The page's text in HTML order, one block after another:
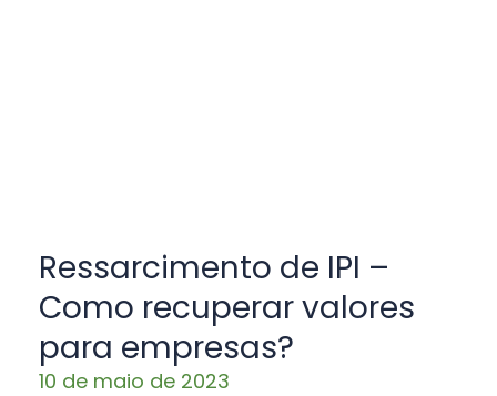
Ressarcimento de IPI –
Como recuperar valores
para empresas?
10 de maio de 2023